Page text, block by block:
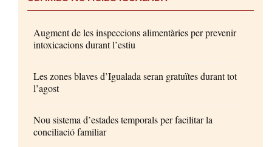
Augment de les inspeccions alimentàries per prevenir
intoxicacions durant l’estiu
Les zones blaves d’Igualada seran gratuïtes durant tot
l’agost
Nou sistema d’estades temporals per facilitar la
conciliació familiar